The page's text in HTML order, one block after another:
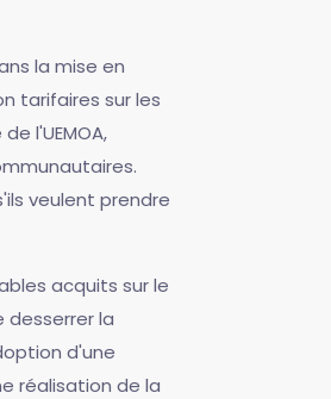
la mise en
tarifaires sur les
l'UEMOA,
veulent prendre
acquits sur le
desserrer la
d'une
réalisation de la